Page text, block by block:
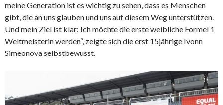
meine Generation ist es wichtig zu sehen, dass es Menschen
gibt, die an uns glauben und uns auf diesem Weg unterstützen.
Und mein Ziel ist klar: Ich möchte die erste weibliche Formel 1
Weltmeisterin werden“, zeigte sich die erst 15jährige Ivonn
Simeonova selbstbewusst.